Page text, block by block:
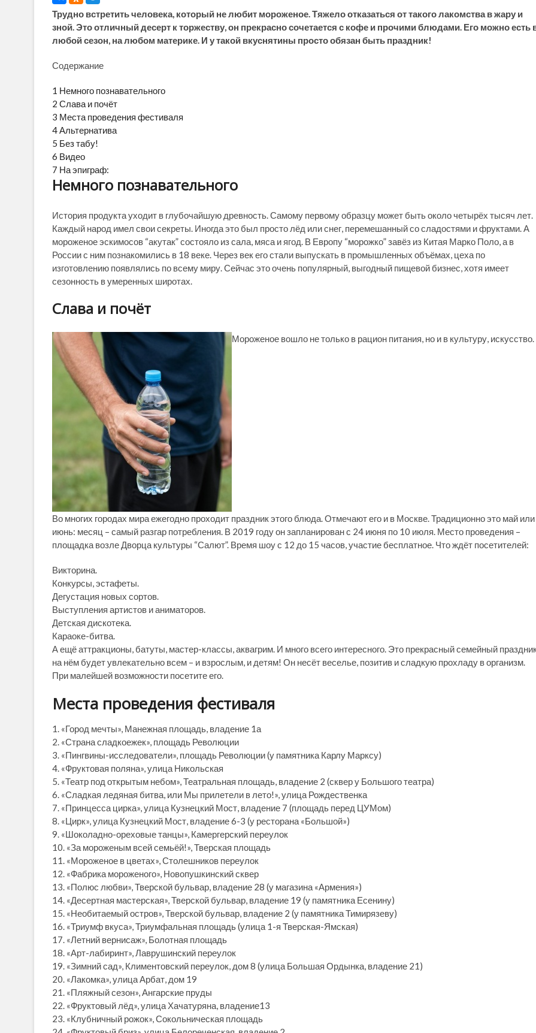
Трудно встретить человека, который не любит мороженое. Тяжело отказаться от такого лакомства в жару и
зной. Это отличный десерт к торжеству, он прекрасно сочетается с кофе и прочими блюдами. Его можно есть
любой сезон, на любом материке. И у такой вкуснятины просто обязан быть праздник!
Содержание
1 Немного познавательного
2 Слава и почёт
3 Места проведения фестиваля
4Альтернатива
5 Без табу!
6 Видео
7 На эпиграф:
Немного познавательного
История продукта уходит в глубочайшую древность. Самому первому образцу может быть около четырёх тысяч лет.
Каждый народ имел свои секреты. Иногда это был просто лёд или снег, перемешанный со сладостями и фруктами. А
мороженое эскимосов “акутак” состояло из сала, мяса и ягод. В Европу “морожко” завёз из Китая Марко Поло, а в
России с ним познакомились в 18 веке. Через век его стали выпускать в промышленных объёмах, цеха по
изготовлению появлялись по всему миру. Сейчас это очень популярный, выгодный пищевой бизнес, хотя имеет
сезонность в умеренных широтах.
Слава и почёт
Мороженое вошло не только в рацион питания, но и в культуру, искусство.
Во многих городах мира ежегодно проходит праздник этого блюда. Отмечают его и в Москве. Традиционно это май или
июнь: месяц – самый разгар потребления. В 2019 году он запланирован с 24 июня по 10 июля. Место проведения –
площадка возле Дворца культуры “Салют”. Время шоу с 12 до 15 часов, участие бесплатное. Что ждёт посетителей:
Викторина.
Конкурсы, эстафеты.
Дегустация новых сортов.
Выступления артистов и аниматоров.
Детская дискотека.
Караоке-битва.
А ещё аттракционы, батуты, мастер-классы, аквагрим. И много всего интересного. Это прекрасный семейный
на нём будет увлекательно всем – и взрослым, и детям! Он несёт веселье, позитив и сладкую прохладу в организм.
При малейшей возможности посетите его.
Места проведения фестиваля
1. «Город мечты», Манежная площадь, владение 1а
2. «Страна сладкоежек», площадь Революции
3. «Пингвины-исследователи», площадь Революции (у памятника Карлу Марксу)
4. «Фруктовая поляна», улица Никольская
5. «Театр под открытым небом», Театральная площадь, владение 2 (сквер у Большого театра)
6. «Сладкая ледяная битва, или Мы прилетели в лето!», улица Рождественка
7. «Принцесса цирка», улица Кузнецкий Мост, владение 7 (площадь перед ЦУМом)
8. «Цирк», улица Кузнецкий Мост, владение 6-3 (у ресторана «Большой»)
9. «Шоколадно-ореховые танцы», Камергерский переулок
10. «За мороженым всей семьёй!», Тверская площадь
11. «Мороженое в цветах», Столешников переулок
12. «Фабрика мороженого», Новопушкинский сквер
13. «Полюс любви», Тверской бульвар, владение 28 (у магазина «Армения»)
14. «Десертная мастерская», Тверской бульвар, владение 19 (у памятника Есенину)
15. «Необитаемый остров», Тверской бульвар, владение 2 (у памятника Тимирязеву)
16. «Триумф вкуса», Триумфальная площадь (улица 1-я Тверская-Ямская)
17. «Летний вернисаж», Болотная площадь
18. «Арт-лабиринт», Лаврушинский переулок
19. «Зимний сад», Климентовский переулок, дом 8 (улица Большая Ордынка, владение 21)
20. «Лакомка», улица Арбат, дом 19
21. «Пляжный сезон», Ангарские пруды
22. «Фруктовый лёд», улица Хачатуряна, владение13
23. «Клубничный рожок», Сокольническая площадь